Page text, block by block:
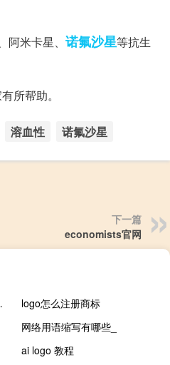
米卡星、 诺氟沙星等抗生
所帮助。
溶血性 诺氟沙星
下一篇
economists官网
是多少
logo怎么注册商标
网络用语缩写有哪些_
ai logo 教程